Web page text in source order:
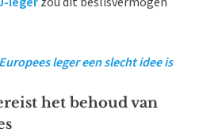
leger een slecht idee is
het behoud van